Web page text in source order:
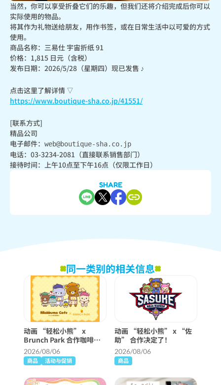
当然，你可以享受折叠它们的乐趣，但我们还将介绍完成后你可以
实际使用的物品。
将其作为礼物送给朋友，用作书签，或在日常生活中以可爱的方式
使用。
商品名称：三易仕 宇宙折纸 91
价格：1,815 日元（含税）
发布日期：2026/5/28（星期四）现已发售 ♪
https://www.boutique-sha.co.jp/41551/
[联系方式]
精品公司
电子邮件： web@boutique-sha.co.jp
电话：03-3234-2081（直接联系销售部门）
接待时间：上午10点至下午16点（仅限工作日）
SHARE
同一类别的相关信息
动画 “轻松小熊” x
Brunch Park 合作咖啡厅
将举行！
2026/08/06
商品 活动与促销
动画 “轻松小熊” x “佐
助” 合作决定了！
2026/08/06
商品